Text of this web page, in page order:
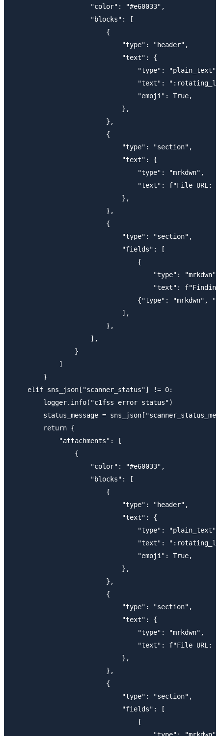
                    "color": "#e60033",
                    "blocks": [
                        {
                            "type": "header",
                            "text": {
                                "type": "plain_text",
"text":
                                "emoji": True,
                            },
                        },
                        {
                            "type": "section",
                            "text": {
                                "type": "mrkdwn",
"text": f"File URL:
                            },
                        },
                        {
                            "type": "section",
                            "fields": [
                                {
                                    "type": "mrkdwn",
"text":
{"type": "mrkdwn",
                            ],
                        },
                    ],
                }
            ]
        }
    elif sns_json["scanner_status"] != 0:
        logger.info("c1fss error status")
status_message =
        return {
            "attachments": [
                {
                    "color": "#e60033",
                    "blocks": [
                        {
                            "type": "header",
                            "text": {
                                "type": "plain_text",
"text":
                                "emoji": True,
                            },
                        },
                        {
                            "type": "section",
                            "text": {
                                "type": "mrkdwn",
"text": f"File URL:
                            },
                        },
                        {
                            "type": "section",
                            "fields": [
                                {